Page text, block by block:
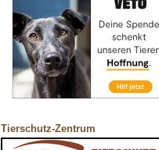
Tierschutz-Zentrum